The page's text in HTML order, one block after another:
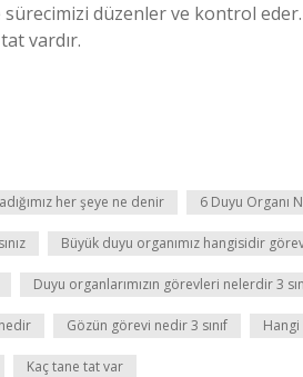
düzenler ve kontrol eder.
vardır.
her şeye ne denir 6 Duyu Organı
Büyük duyu organımız hangisidir
Duyu organlarımızın görevleri nelerdir 3
Gözün görevi nedir 3 sınıf Hangi
Kaç tane tat var